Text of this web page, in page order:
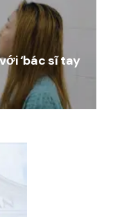
‘bác sĩ tay